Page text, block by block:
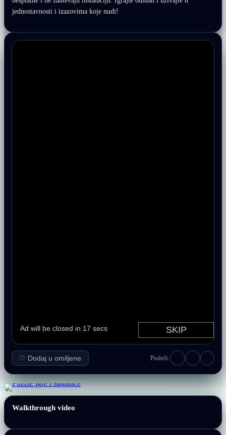
jednostavnosti i izazovima koje nudi!
♡ Dodaj u omiljene Podeli:
Walkthrough video